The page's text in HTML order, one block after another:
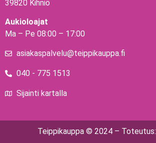
39820 Kihniö
Aukioloajat
Ma – Pe 08:00 – 17:00
asiakaspalvelu@teippikauppa.fi
040 - 775 1513
Sijainti kartalla
Teippikauppa © 2024 – Toteutus: